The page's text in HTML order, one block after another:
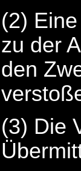
(2)
zu der
den
(3) Die